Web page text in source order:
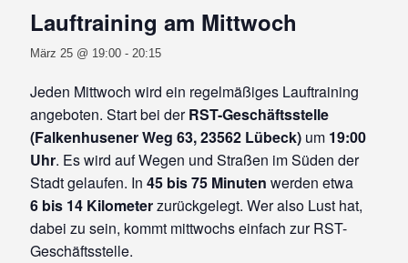
Lauftraining am Mittwoch
März 25 @ 19:00- 20:15
Jeden Mittwoch wird ein regelmäßiges Lauftraining
angeboten. Start bei derRST-Geschäftsstelle
(Falkenhusener Weg 63, 23562 Lübeck)um 19:00
Uhr. Es wird auf Wegen und Straßen im Süden der
Stadt gelaufen. In 45 bis 75 Minuten werden etwa
6 bis 14 Kilometerzurückgelegt. Wer also Lust hat,
dabei zu sein, kommt mittwochs einfach zur RST-
Geschäftsstelle.